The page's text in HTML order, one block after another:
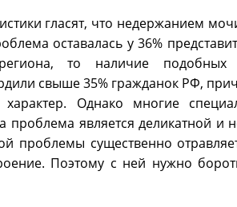
гласят, что недержанием
оставалась у 36%
то наличие
свыше 35% гражданок РФ,
Однако многие
проблема является деликатной
проблемы существенно
Поэтому с ней нужно